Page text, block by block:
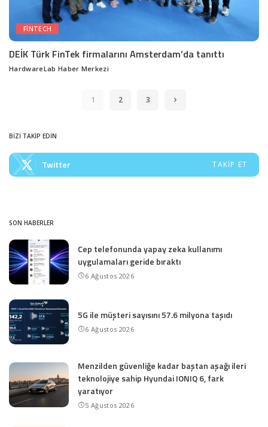
FINTECH
DEİK Türk FinTek firmalarını Amsterdam’da tanıttı
Posted
HardwareLab Haber Merkezi
1 2 3
BİZİ TAKİP EDİN
Twitter TAKIP ET
SON HABERLER
Cep telefonunda yapay zeka kullanımı
uygulamaları geride bıraktı
6 Ağustos 2026
5G ile müşteri sayısını 57.6 milyona taşıdı
6 Ağustos 2026
Menzilden güvenliğe kadar baştan aşağı ileri
teknolojiye sahip Hyundai IONIQ 6, fark
yaratıyor
5 Ağustos 2026